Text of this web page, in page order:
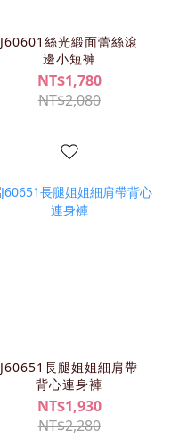
J60601絲光緞面蕾絲滾
邊小短褲
NT$1,780
NT$2,080
J60651長腿姐姐細肩帶
背心連身褲
NT$1,930
NT$2,280